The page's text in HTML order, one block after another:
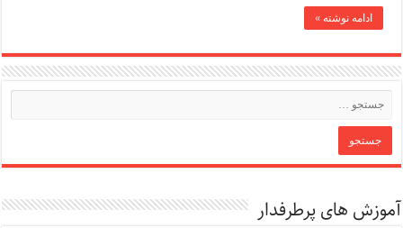
ادامه نوشته »
آموزش های پرطرفدار